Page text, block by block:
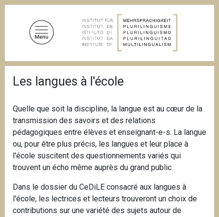
i
l
'
A
r
i
a
n
e
Les langues à l'école
Quelle que soit la discipline, la langue est au cœur de la
transmission des savoirs et des relations
pédagogiques entre élèves et enseignant-e-s. La langue
ou, pour être plus précis, les langues et leur place à
l'école suscitent des questionnements variés qui
trouvent un écho même auprès du grand public.
Dans le dossier du CeDiLE consacré aux langues à
l'école, les lectrices et lecteurs trouveront un choix de
contributions sur une variété des sujets autour de